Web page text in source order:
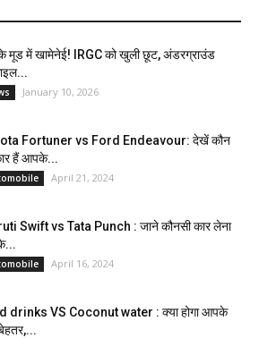
मूड में खामेनेई! IRGC को खुली छूट, अंडरग्राउंड
January 10, 2026
Fortuner vs Ford Endeavour: देखें कौन
हैं आपके...
April 21, 2024
Swift vs Tata Punch : जाने कौनसी कार लेना
April 16, 2024
drinks VS Coconut water : क्या होगा आपके